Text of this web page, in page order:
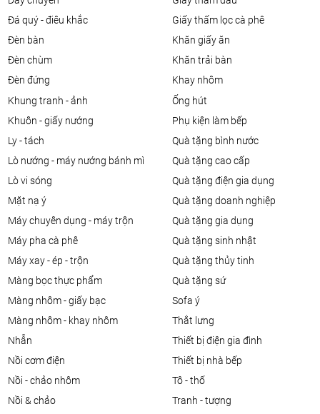
đá quý - điêu khắc
đèn bàn
đèn chùm
đèn đứng
giấy thấm lọc cà phê
khăn giấy ăn
khăn trải bàn
khay nhôm
khung tranh - ảnh
khuôn - giấy nướng
ly - tách
lò nướng - máy nướng bánh mì
lò vi sóng
mặt nạ ý
máy chuyên dụng - máy trộn
máy pha cà phê
máy xay - ép - trộn
màng bọc thực phẩm
màng nhôm - giấy bạc
màng nhôm - khay nhôm
nhẫn
nồi cơm điện
nồi - chảo nhôm
nồi & chảo
ống hút
phụ kiện làm bếp
quà tặng bình nước
quà tặng cao cấp
quà tặng điện gia dụng
quà tặng doanh nghiệp
quà tặng gia dụng
quà tặng sinh nhật
quà tặng thủy tinh
quà tặng sứ
sofa ý
thắt lưng
thiết bị điện gia đình
thiết bị nhà bếp
tô - thố
tranh - tượng